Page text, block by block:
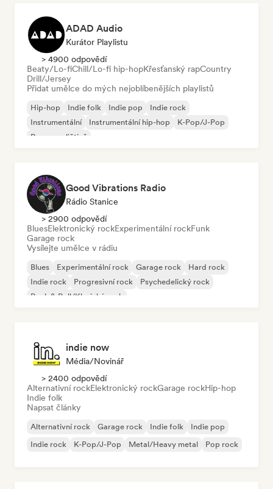
ADAD Audio
Kurátor Playlistu
> 4900 odpovědí
Beaty/Lo-fiChill/Lo-fi hip-hopKřesťanský rapCountry
Drill/Jersey
Přidat umělce do mých nejoblíbenějších playlistů
Hip-hop Indie folk Indie pop
Indie rock
Instrumentální
Instrumentální hip-hop
K-Pop/J-Pop
Rap v angličtině
Good Vibrations Radio
Rádio Stanice
> 2900 odpovědí
BluesElektronický rockExperimentální rockFunk
Garage rock
Vysílejte umělce v rádiu
Blues Experimentální rock Garage rock
Hard rock
Indie rock
Progresivní rock
Psychedelický rock
Rock & Roll/Klasický rock
indie now
Média/novinář
> 2400 odpovědí
Alternativní rockElektronický rockGarage rockHip-hop
Indie folk
Napsat články
Alternativní rock Garage rock Indie folk
Indie pop
Indie rock
K-Pop/J-Pop Metal/Heavy metal Pop rock